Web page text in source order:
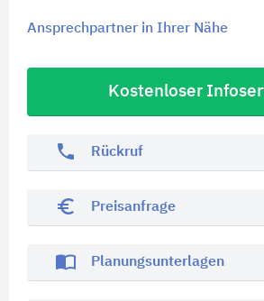
Ansprechpartner in Ihrer Nähe
Kostenloser
phone Rückruf
euro_symbol Preisanfrage
import_contacts Planungsunterlagen